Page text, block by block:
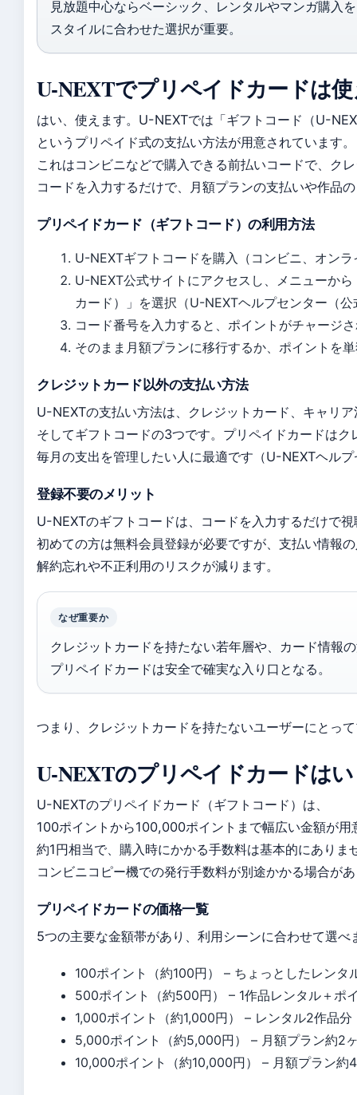
見放題中心ならベーシック、レンタルやマンガ購入
スタイルに合わせた選択が重要。
U-NEXTでプリペイドカードは
はい、使えます。U-NEXTでは「ギフトコード（U-
というプリペイド式の支払い方法が用意されています。
これはコンビニなどで購入できる前払いコードで、ク
コードを入力するだけで、月額プランの支払いや作品
プリペイドカード（ギフトコード）の利用方法
U-NEXTギフトコードを購入（コンビニ、オン
U-NEXT公式サイトにアクセスし、メニューか
カード）」を選択（U-NEXTヘルプセンター（
コード番号を入力すると、ポイントがチャージ
そのまま月額プランに移行するか、ポイントを
クレジットカード以外の支払い方法
U-NEXTの支払い方法は、クレジットカード、キャリ
そしてギフトコードの3つです。プリペイドカードは
毎月の支出を管理したい人に最適です（U-NEXTヘル
登録不要のメリット
U-NEXTのギフトコードは、コードを入力するだけで
初めての方は無料会員登録が必要ですが、支払い情報
解約忘れや不正利用のリスクが減ります。
なぜ重要か
クレジットカードを持たない若年層や、カード情報
プリペイドカードは安全で確実な入り口となる。
つまり、クレジットカードを持たないユーザーにとっ
U-NEXTのプリペイドカードは
U-NEXTのプリペイドカード（ギフトコード）は、
100ポイントから100,000ポイントまで幅広い金額が
約1円相当で、購入時にかかる手数料は基本的にありま
コンビニコピー機での発行手数料が別途かかる場合が
プリペイドカードの価格一覧
5つの主要な金額帯があり、利用シーンに合わせて選べ
100ポイント（約100円） – ちょっとしたレンタ
500ポイント（約500円） – 1作品レンタル＋ポ
1,000ポイント（約1,000円） – レンタル2作品分
5,000ポイント（約5,000円） – 月額プラン約2
10,000ポイント（約10,000円） – 月額プラン約